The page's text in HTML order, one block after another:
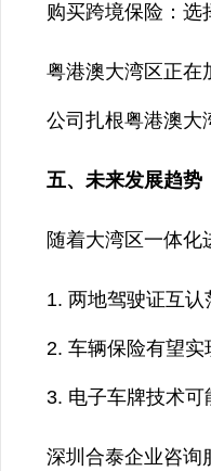
购买跨境保险：选
粤港澳大湾区正在
公司扎根粤港澳大
五、未来发展趋势
随着大湾区一体化
两地驾驶证互认
车辆保险有望实
电子车牌技术
深圳合泰企业咨询